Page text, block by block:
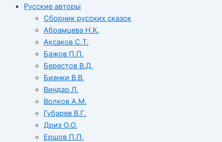
Русские авторы
Сборник русских сказок
Абрамцева Н.К.
Аксаков С.Т.
Бажов П.П.
Берестов В.Д.
Бианки В.В.
Виндар Л.
Волков А.М.
Губарев В.Г.
Дриз О.О.
Ершов П.П.